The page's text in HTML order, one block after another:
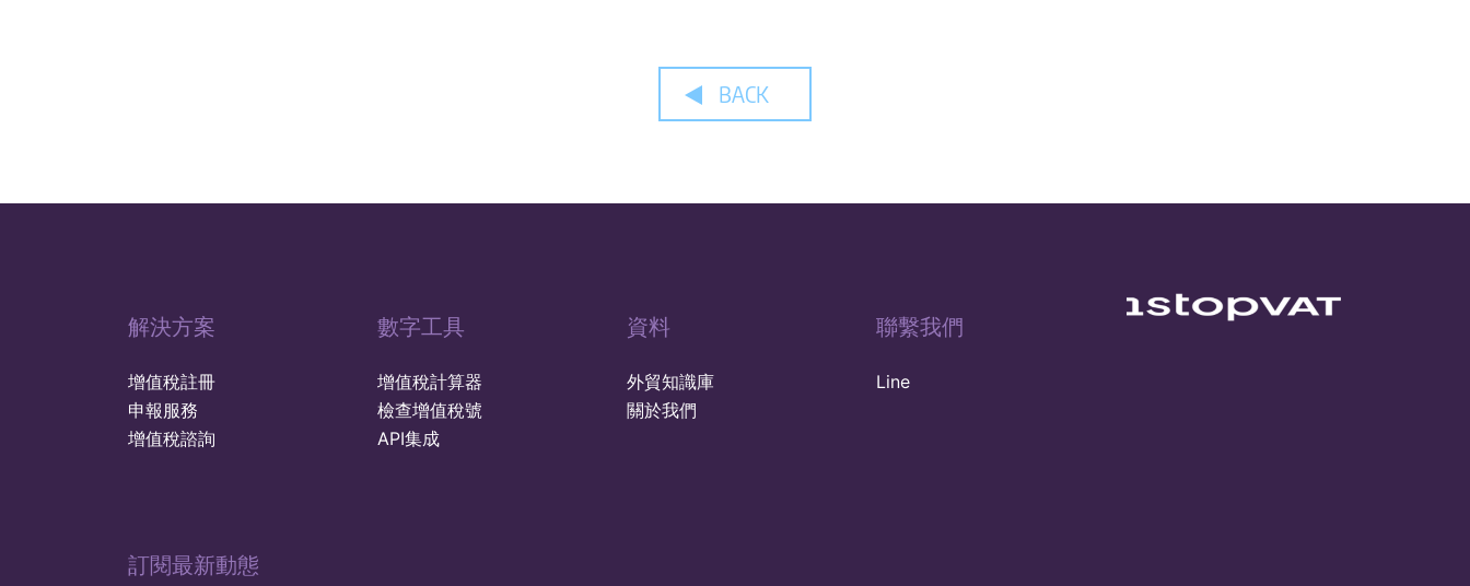
BACK
解決方案
增值稅註冊
申報服務
增值稅諮詢
數字工具
增值稅計算器
檢查增值稅號
API集成
資料
外貿知識庫
關於我們
聯繫我們
Line
訂閱最新動態